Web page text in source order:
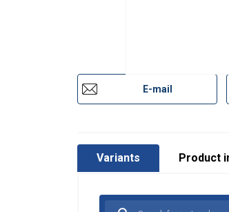
E-mail
Variants Product